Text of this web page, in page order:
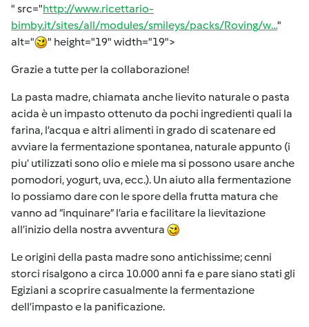
" src="http://www.ricettario-
bimby.it/sites/all/modules/smileys/packs/Roving/w…"
alt="
" height="19" width="19">
Grazie a tutte per la collaborazione!
La pasta madre, chiamata anche lievito naturale o pasta
acida è un impasto ottenuto da pochi ingredienti quali la
farina, l’acqua e altri alimenti in grado di scatenare ed
avviare la fermentazione spontanea, naturale appunto (i
piu’ utilizzati sono olio e miele ma si possono usare anche
pomodori, yogurt, uva, ecc.). Un aiuto alla fermentazione
lo possiamo dare con le spore della frutta matura che
vanno ad “inquinare” l’aria e facilitare la lievitazione
all’inizio della nostra avventura
Le origini della pasta madre sono antichissime; cenni
storci risalgono a circa 10.000 anni fa e pare siano stati gli
Egiziani a scoprire casualmente la fermentazione
dell’impasto e la panificazione.